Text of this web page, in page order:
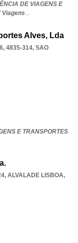
DE VIAGENS E
Viagens...
Alves, Lda
4835-314, SAO
E TRANSPORTES
, ALVALADE LISBOA,